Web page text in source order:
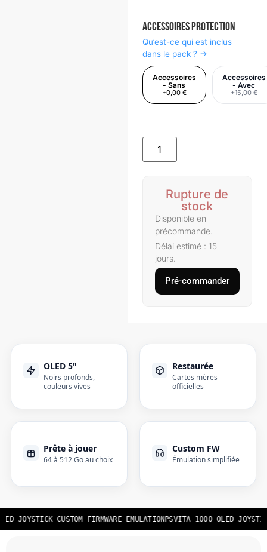
Accessoires Protection
Qu’est-ce qui est inclus
dans le pack ? →
Accessoires
- Sans
+0,00 €
Accessoires
- Avec
+15,00 €
Rupture de
stock
Disponible en
précommande.
Délai estimé : 15
jours.
Pré-commander
OLED 5"
Noirs profonds,
couleurs vives
Restaurée
Cartes mères
officielles
Prête à jouer
64 à 512 Go au choix
Custom FW
Émulation simplifiée
JOYSTICK CUSTOM FIRMWARE EMULATIONPSVITA 1000 OLED